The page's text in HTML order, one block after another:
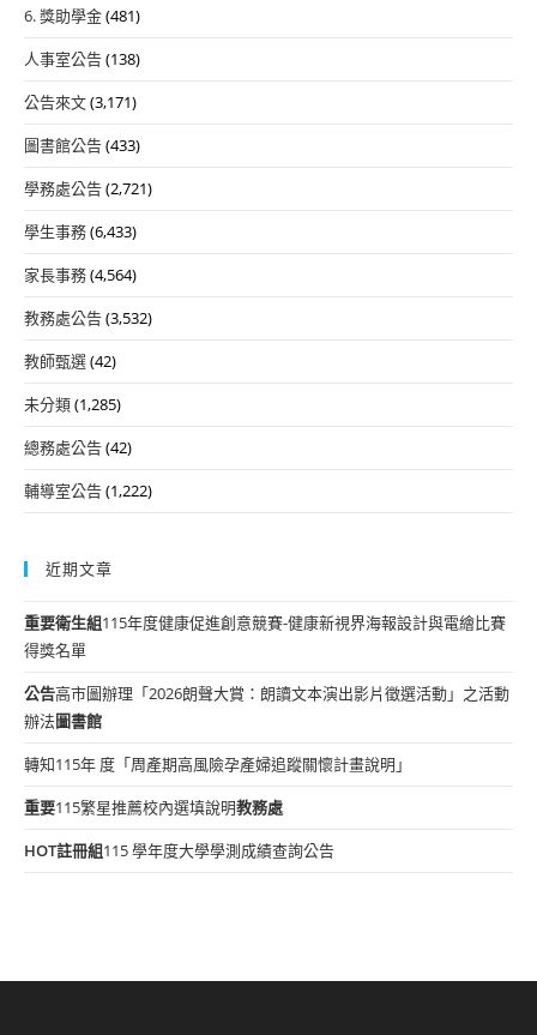
6. 獎助學金(481)
人事室公告(138)
公告來文(3,171)
圖書館公告(433)
學務處公告(2,721)
學生事務(6,433)
家長事務(4,564)
教務處公告(3,532)
教師甄選(42)
未分類(1,285)
總務處公告(42)
輔導室公告(1,222)
近期文章
重要衛生組115年度健康促進創意競賽-健康新視界海報設計與電繪比賽
得獎名單
公告高市圖辦理「2026朗聲大賞：朗讀文本演出影片徵選活動」之活動
辦法圖書館
轉知115年 度「周產期高風險孕產婦追蹤關懷計畫說明」
重要115繁星推薦校內選填說明教務處
HOT註冊組115 學年度大學學測成績查詢公告